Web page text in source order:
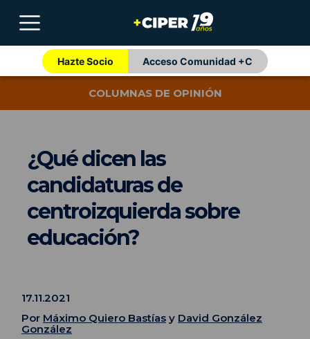
Hazte Socio Acceso Comunidad +C
COLUMNAS DE OPINIÓN
¿Qué dicen las
candidaturas de
centroizquierda sobre
educación?
17.11.2021
Por Máximo Quiero Bastías y David González
González